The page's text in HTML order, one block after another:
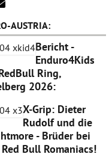
AUSTRIA:
Bericht -
Enduro4Kids
Ring,
2026:
X-Grip: Dieter
Rudolf und die
- Brüder bei
Bull Romaniacs!